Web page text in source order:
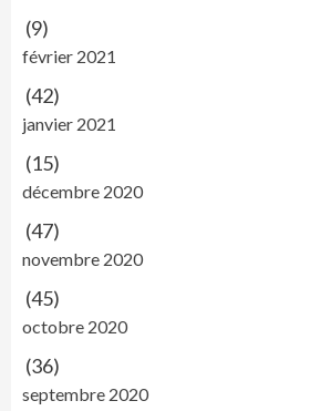
(9)
février 2021
(42)
janvier 2021
(15)
décembre 2020
(47)
novembre 2020
(45)
octobre 2020
(36)
septembre 2020